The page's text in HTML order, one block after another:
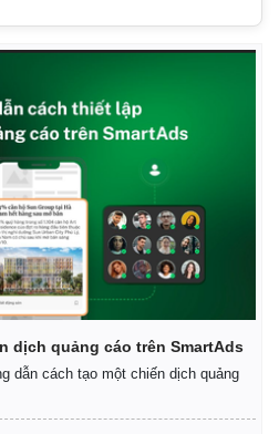
dịch quảng cáo trên SmartAds
dẫn cách tạo một chiến dịch quảng